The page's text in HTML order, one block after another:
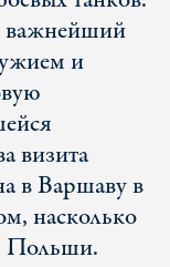
важнейший
и
визита
в Варшаву в
насколько
Польши.